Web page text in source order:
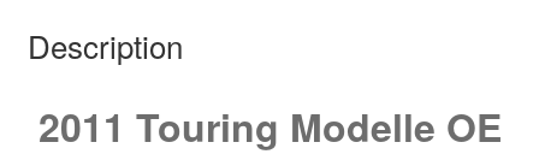
Description
2011 Touring Modelle OE